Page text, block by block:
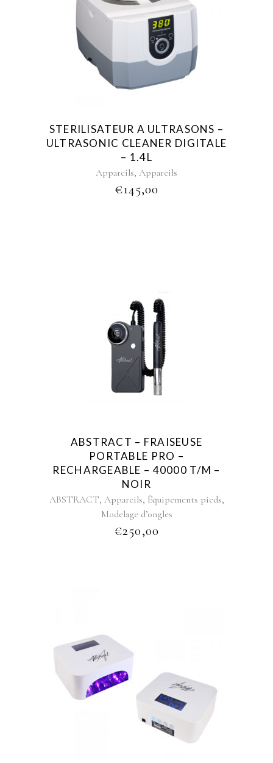
STERILISATEUR A ULTRASONS –
ULTRASONIC CLEANER DIGITALE
– 1.4L
Appareils, Appareils
€145,00
ABSTRACT – FRAISEUSE
PORTABLE PRO –
RECHARGEABLE – 40000 T/M –
NOIR
ABSTRACT, Appareils, Équipements pieds,
Modelage d’ongles
€250,00